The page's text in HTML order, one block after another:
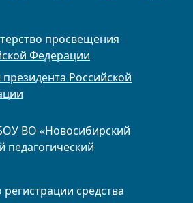
ВО «Новосибирский
педагогический
средства
просвещения
Федерации
президента Российской